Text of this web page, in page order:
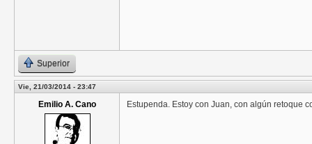
Superior
Vie, 21/03/2014 - 23:47
Emilio A. Cano Estupenda. Estoy con Juan, con algún retoque